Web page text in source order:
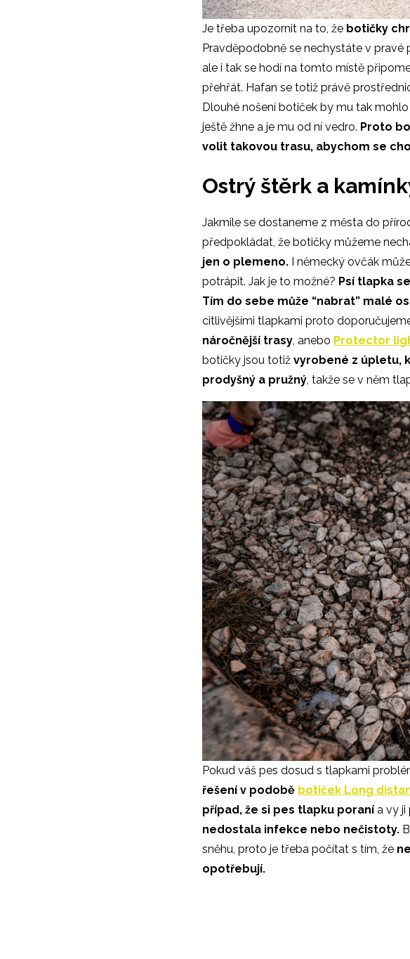
Je třeba upozornit na to, že botičky
Pravděpodobně se nechystáte v
ale i tak se hodí na tomto místě
přehřát. Hafan se totiž právě
Dlouhé nošení botiček by mu tak
ještě žhne a je mu od ní vedro. Proto
volit takovou trasu, abychom se
Ostrý štěrk a
Jakmile se dostaneme z města do
předpokládat, že botičky můžeme
jen o plemeno. I německý ovčák
potrápit. Jak je to možné? Psí tlapka
Tím do sebe může “nabrat” malé
citlivějšími tlapkami proto
náročnější trasy, anebo Protector
botičky jsou totiž vyrobené z úpletu,
prodyšný a pružný, takže se v něm
Pokud váš pes dosud s tlapkami
řešení v podobě botiček Long
případ, že si pes tlapku poraní a vy ji
nedostala infekce nebo nečistoty.
sněhu, proto je třeba počítat s tím, že
opotřebují.